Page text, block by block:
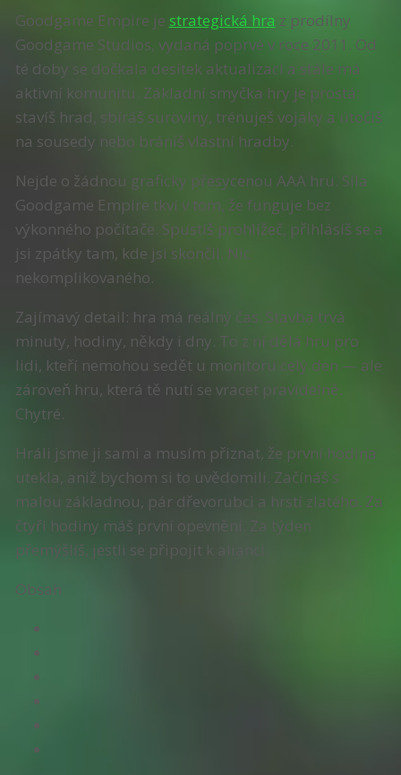
Goodgame Empire je strategická hra z prodílny
Goodgame Studios, vydaná poprvé v roce 2011. Od
té doby se dočkala desítek aktualizací a stále má
aktivní komunitu. Základní smyčka hry je prostá:
stavíš hrad, sbíráš suroviny, trénuješ vojáky a útočíš
na sousedy nebo bráníš vlastní hradby.
Nejde o žádnou graficky přesycenou AAA hru. Síla
Goodgame Empire tkví v tom, že funguje bez
výkonného počítače. Spustíš prohlížeč, přihlásíš se a
jsi zpátky tam, kde jsi skončil. Nic
nekomplikovaného.
Zajímavý detail: hra má reálný čas. Stavba trvá
minuty, hodiny, někdy i dny. To z ní dělá hru pro
lidi, kteří nemohou sedět u monitoru celý den — ale
zároveň hru, která tě nutí se vracet pravidelně.
Chytré.
Hráli jsme ji sami a musím přiznat, že první hodina
utekla, aniž bychom si to uvědomili. Začínáš s
malou základnou, pár dřevorubci a hrstí zlatého. Za
čtyři hodiny máš první opevnění. Za týden
přemýšlíš, jestli se připojit k alianci.
Obsah